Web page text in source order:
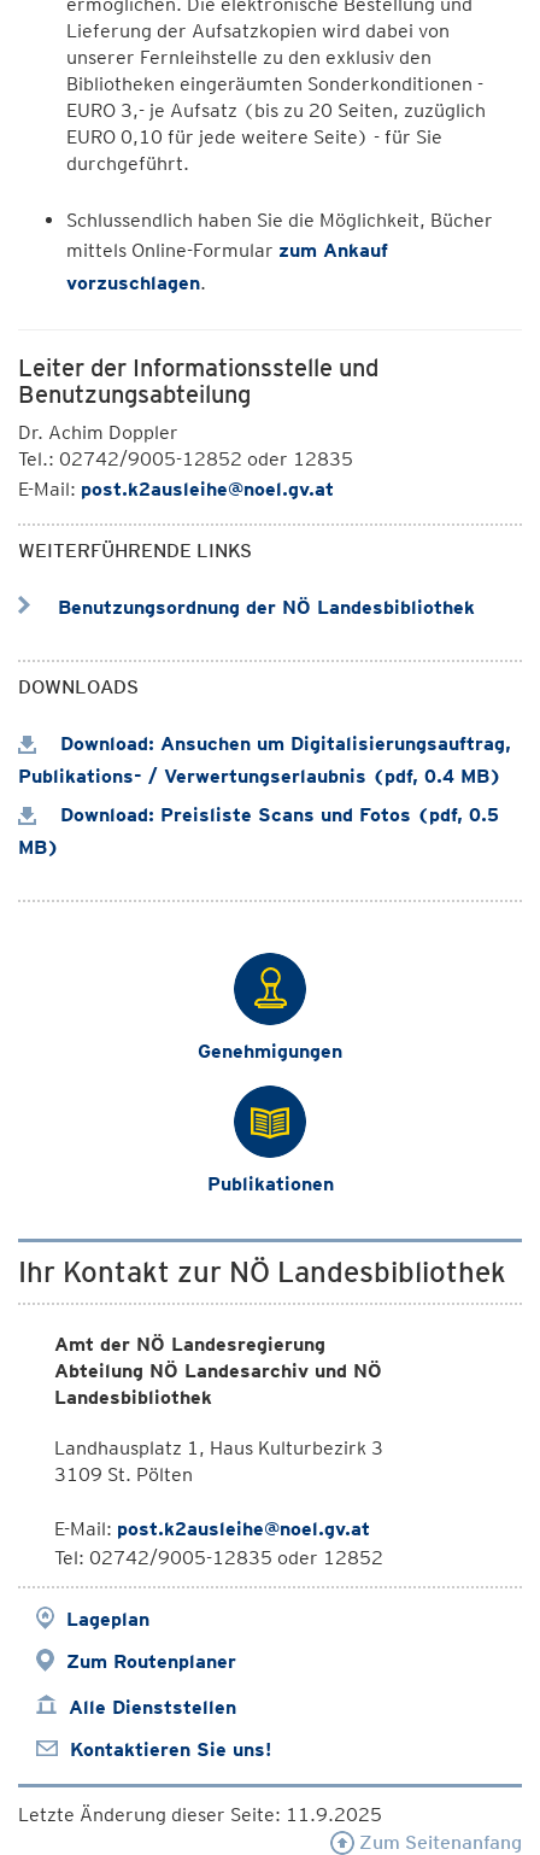
Lieferung der Aufsatzkopien wird dabei von
unserer Fernleihstelle zu den exklusiv den
Bibliotheken eingeräumten Sonderkonditionen -
EURO 3,- je Aufsatz (bis zu 20 Seiten, zuzüglich
EURO 0,10 für jede weitere Seite) - für Sie
durchgeführt.
Schlussendlich haben Sie die Möglichkeit, Bücher
mittels Online-Formular zum Ankauf
vorzuschlagen.
Leiter der Informationsstelle und
Benutzungsabteilung
Dr. Achim Doppler
Tel.: 02742/9005-12852 oder 12835
E-Mail: post.k2ausleihe@noel.gv.at
WEITERFÜHRENDE LINKS
Benutzungsordnung der NÖ Landesbibliothek
DOWNLOADS
Download: Ansuchen um Digitalisierungsauftrag,
Publikations- / Verwertungserlaubnis (pdf, 0.4 MB)
Download: Preisliste Scans und Fotos (pdf, 0.5
MB)
Genehmigungen
Publikationen
Ihr Kontakt zur NÖ Landesbibliothek
Amt der NÖ Landesregierung
Abteilung NÖ Landesarchiv und NÖ
Landesbibliothek
Landhausplatz 1, Haus Kulturbezirk 3
3109 St. Pölten
E-Mail: post.k2ausleihe@noel.gv.at
Tel: 02742/9005-12835 oder 12852
Lageplan
Zum Routenplaner
Alle Dienststellen
Kontaktieren Sie uns!
Letzte Änderung dieser Seite: 11.9.2025
Zum Seitenanfang